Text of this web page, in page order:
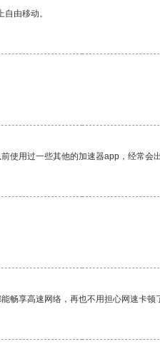
由移动。
用过一些其他的加速器app，经常会
享高速网络，再也不用担心网速卡